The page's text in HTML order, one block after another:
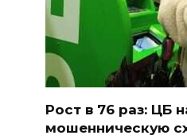
Рост в 76 раз: ЦБ
мошенническую